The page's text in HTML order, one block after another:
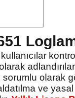
olarak
ve